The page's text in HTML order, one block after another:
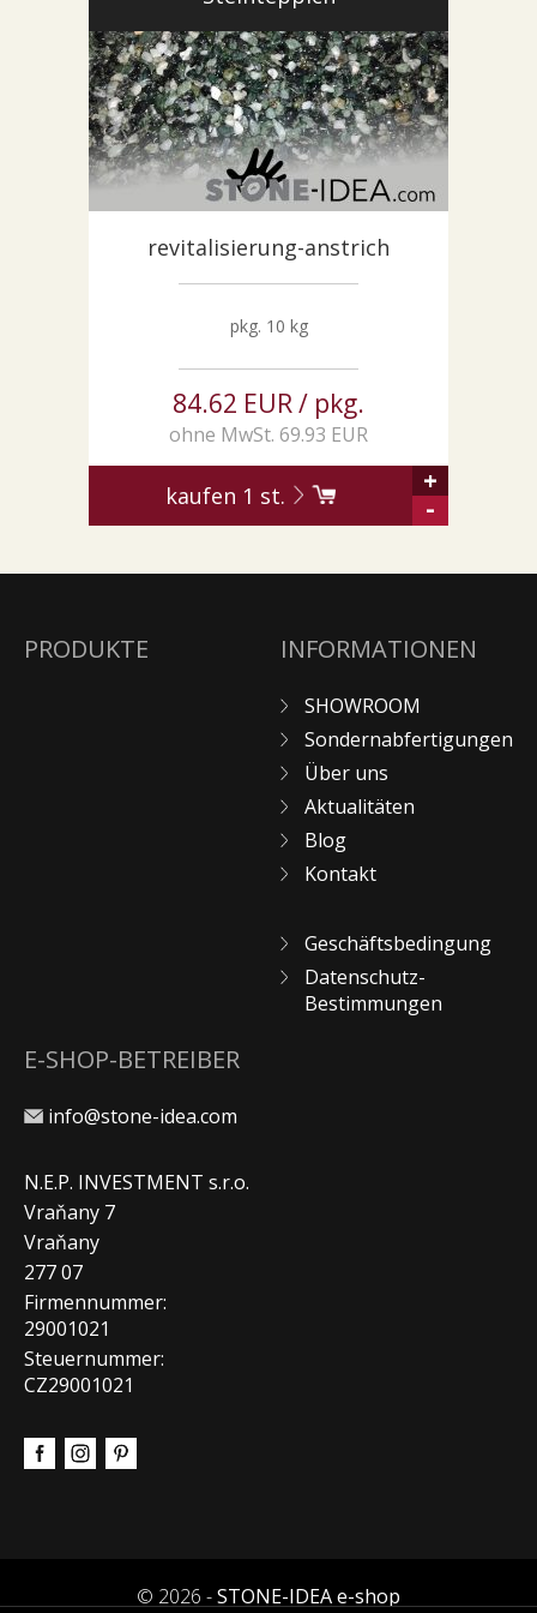
ÜBER UNS
AKTUALITÄTEN
SHOWROOM
KONTAKT
revitalisierung-anstrich
pkg. 10 kg
84.62 EUR / pkg.
ohne MwSt. 69.93 EUR
kaufen 1 st.
+
-
PRODUKTE INFORMATIONEN
SHOWROOM
Sondernabfertigungen
Über uns
Aktualitäten
Blog
Kontakt
Geschäftsbedingung
Datenschutz-
Bestimmungen
E-SHOP-BETREIBER
info@stone-idea.com
N.E.P. INVESTMENT s.r.o.
Vraňany 7
Vraňany
277 07
Firmennummer:
29001021
Steuernummer:
CZ29001021
© 2026 -STONE-IDEA e-shop